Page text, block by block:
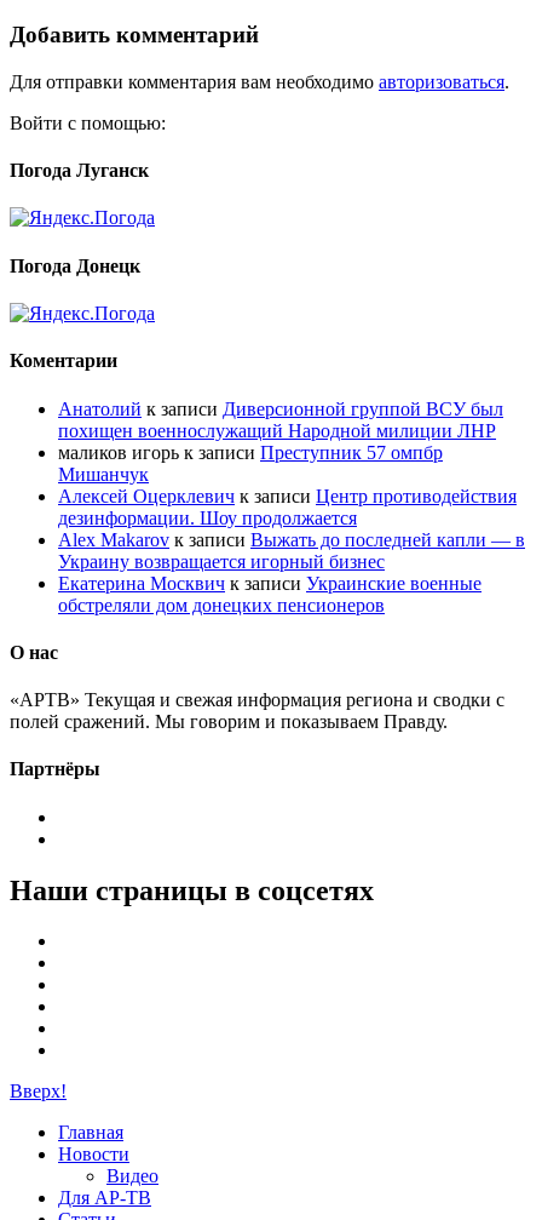
Добавить комментарий
Для отправки комментария вам необходимо авторизоваться.
Войти с помощью:
Погода Луганск
Погода Донецк
Коментарии
Анатолий к записи Диверсионной группой ВСУ был
похищен военнослужащий Народной милиции ЛНР
маликов игорь к записи Преступник 57 омпбр
Мишанчук
Алексей Оцерклевич к записи Центр противодействия
дезинформации. Шоу продолжается
Alex Makarov к записи Выжать до последней капли — в
Украину возвращается игорный бизнес
Екатерина Москвич к записи Украинские военные
обстреляли дом донецких пенсионеров
О нас
«АРТВ» Текущая и свежая информация региона и сводки с
полей сражений. Мы говорим и показываем Правду.
Партнёры
Наши страницы в соцсетях
Вверх!
Главная
Новости
Видео
Для АР-ТВ